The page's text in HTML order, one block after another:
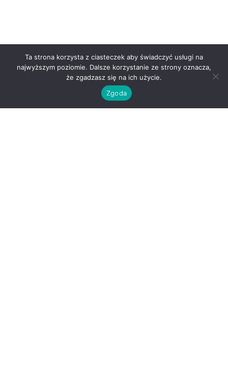
Ta strona korzysta z ciasteczek aby świadczyć usługi na
najwyższym poziomie. Dalsze korzystanie ze strony oznacza,
że zgadzasz się na ich użycie.
Zgoda